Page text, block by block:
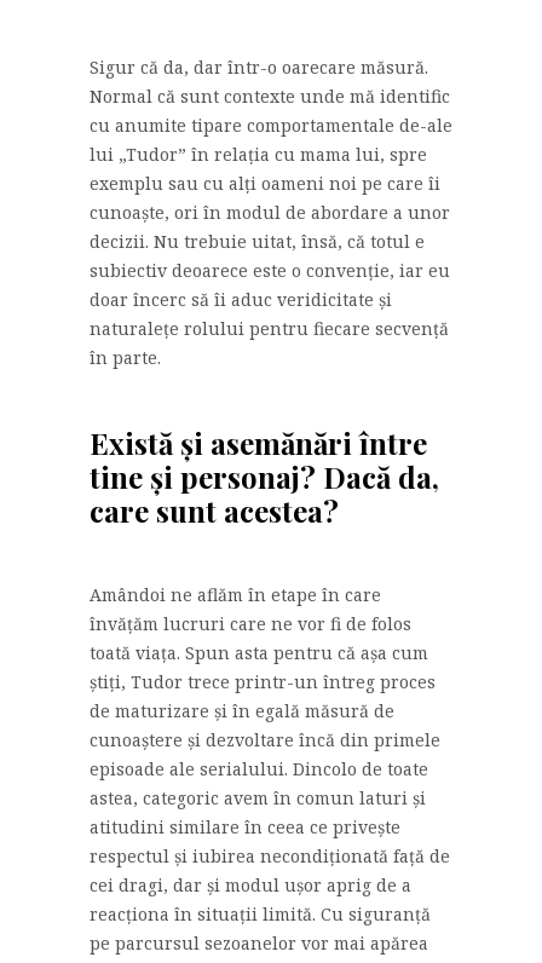
Sigur că da, dar într-o oarecare măsură.
Normal că sunt contexte unde mă identific
cu anumite tipare comportamentale de-ale
lui „Tudor” în relația cu mama lui, spre
exemplu sau cu alți oameni noi pe care îi
cunoaște, ori în modul de abordare a unor
decizii. Nu trebuie uitat, însă, că totul e
subiectiv deoarece este o convenție, iar eu
doar încerc să îi aduc veridicitate și
naturalețe rolului pentru fiecare secvență
în parte.
Există și asemănări între
tine și personaj? Dacă da,
care sunt acestea?
Amândoi ne aflăm în etape în care
învățăm lucruri care ne vor fi de folos
toată viața. Spun asta pentru că așa cum
știți, Tudor trece printr-un întreg proces
de maturizare și în egală măsură de
cunoaștere și dezvoltare încă din primele
episoade ale serialului. Dincolo de toate
astea, categoric avem în comun laturi și
atitudini similare în ceea ce privește
respectul și iubirea necondiționată față de
cei dragi, dar și modul ușor aprig de a
reacționa în situații limită. Cu siguranță
pe parcursul sezoanelor vor mai apărea